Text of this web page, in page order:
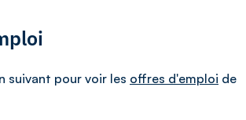
suivant pour voir les offres d'emploi de